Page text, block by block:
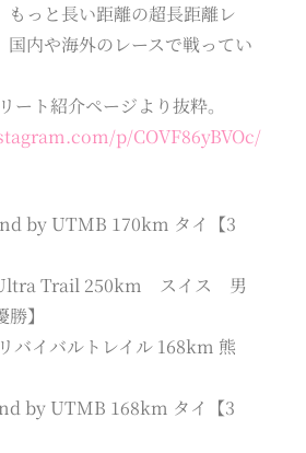
もっと長い距離の超長距離レ
国内や海外のレースで戦ってい
ト紹介ページより抜粋。
p/COVF86yBVOc/
by UTMB 170km タイ【3
Trail 250km スイス 男
】
イバルトレイル 168km 熊
by UTMB 168km タイ【3